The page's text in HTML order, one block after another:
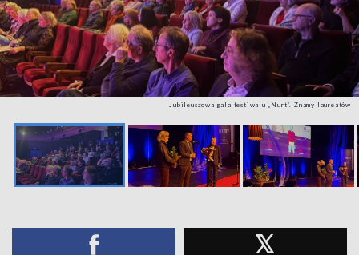
Jubileuszowa gala festiwalu „Nurt”. Znamy laureatów